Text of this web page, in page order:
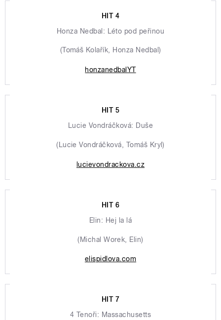
HIT 4
Honza Nedbal: Léto pod peřinou
(Tomáš Kolařík, Honza Nedbal)
honzanedbalYT
HIT 5
Lucie Vondráčková: Duše
(Lucie Vondráčková, Tomáš Kryl)
lucievondrackova.cz
HIT 6
Elin: Hej la lá
(Michal Worek, Elin)
elispidlova.com
HIT 7
4 Tenoři: Massachusetts